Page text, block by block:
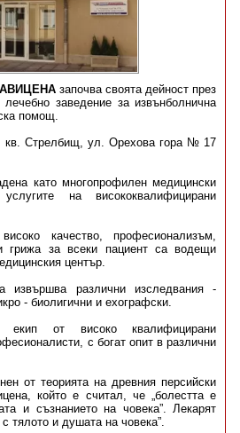
започва своята дейност през
заведение за извънболнична
помощ.
кв. Стрелбищ, ул. Орехова гора № 17
като многопрофилен медицински
на висококвалифицирани
качество, професионализъм,
грижа за всеки пациент са водещи
център.
извършва различни изследвания -
- биолигични и ехографски.
екип от високо квалифицирани
с богат опит в различни
от теорията на древния персийски
който е считал, че „болестта е
и съзнанието на човека”. Лекарят
тялото и душата на човека”.